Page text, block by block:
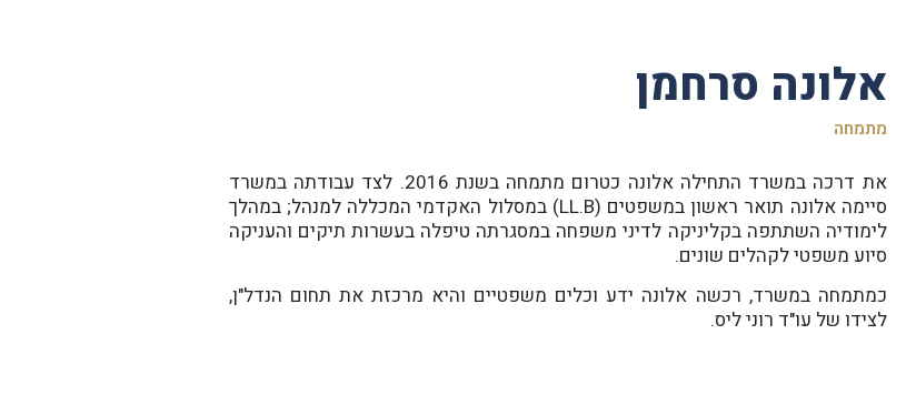
אלונה סרחמן
מתמחה
את דרכה במשרד התחילה אלונה כטרום מתמחה בשנת 2016. לצד עבודתה במשרד
סיימה אלונה תואר ראשון במשפטים (LL.B) במסלול האקדמי המכללה למנהל; במהלך
לימודיה השתתפה בקליניקה לדיני משפחה במסגרתה טיפלה בעשרות תיקים והעניקה
סיוע משפטי לקהלים שונים.
כמתמחה במשרד, רכשה אלונה ידע וכלים משפטיים והיא מרכזת את תחום הנדל"ן,
לצידו של עו"ד רוני ליס.